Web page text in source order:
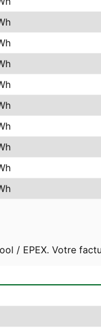
/ EPEX. Votre